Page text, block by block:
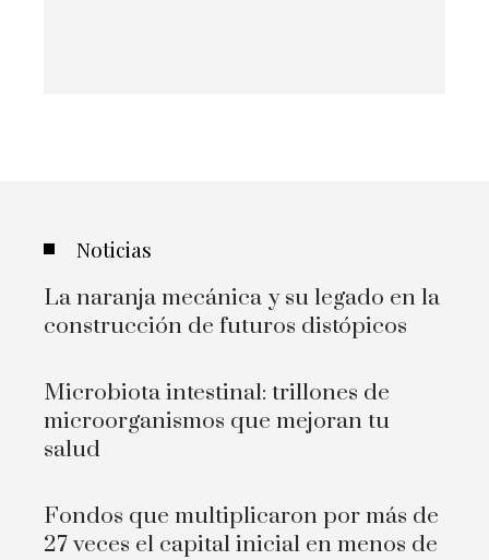
Noticias
La naranja mecánica y su legado en la
construcción de futuros distópicos
Microbiota intestinal: trillones de
microorganismos que mejoran tu
salud
Fondos que multiplicaron por más de
27 veces el capital inicial en menos de